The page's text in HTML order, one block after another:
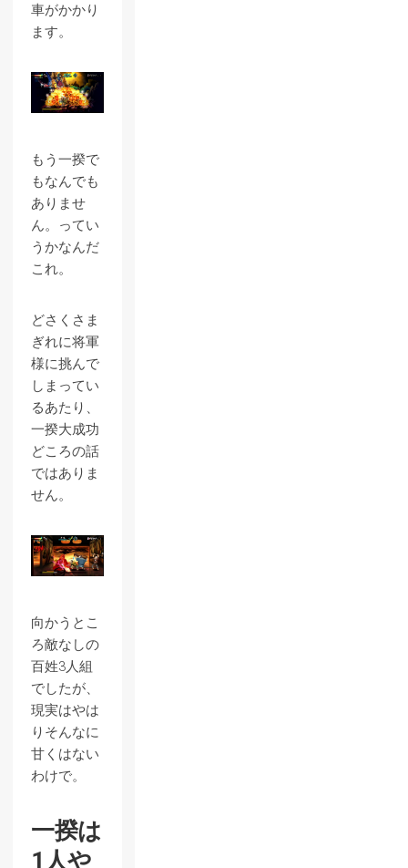
車がかかり
ます。
もう一揆で
もなんでも
ありませ
ん。ってい
うかなんだ
これ。
どさくさま
ぎれに将軍
様に挑んで
しまってい
るあたり、
一揆大成功
どころの話
ではありま
せん。
向かうとこ
ろ敵なしの
百姓3人組
でしたが、
現実はやは
りそんなに
甘くはない
わけで。
一揆は
1人や